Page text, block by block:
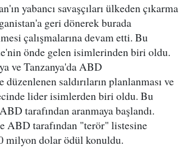
yabancı savaşçıları ülkeden çıkarma
geri dönerek burada
çalışmalarına devam etti. Bu
önde gelen isimlerinden biri oldu.
ve Tanzanya'da ABD
saldırıların planlanması ve
lider isimlerden biri oldu. Bu
tarafından aranmaya başlandı.
ABD tarafından "terör" listesine
milyon dolar ödül konuldu.